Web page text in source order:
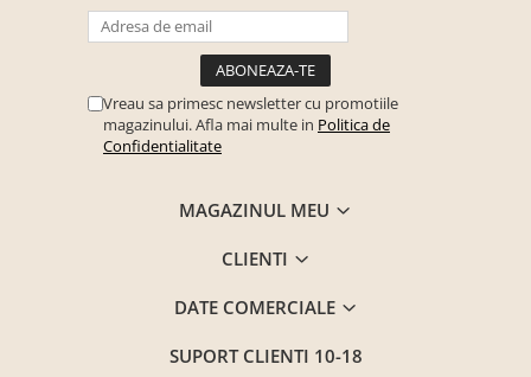
Vreau sa primesc newsletter cu promotiile
magazinului. Afla mai multe in Politica de
Confidentialitate
MAGAZINUL MEU
CLIENTI
DATE COMERCIALE
SUPORT CLIENTI 10-18